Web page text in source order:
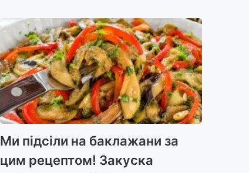
Ми підсіли на баклажани за
цим рецептом! Закуска